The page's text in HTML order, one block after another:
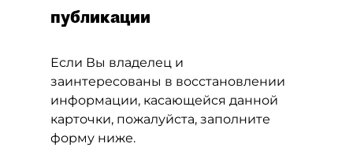
публикации
Если Вы владелец и
заинтересованы в восстановлении
информации, касающейся данной
карточки, пожалуйста, заполните
форму ниже.